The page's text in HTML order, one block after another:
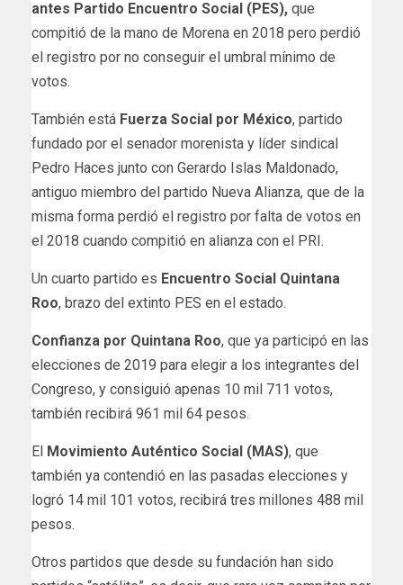
antes Partido Encuentro Social (PES), que
compitió de la mano de Morena en 2018 pero perdió
el registro por no conseguir el umbral mínimo de
votos.
También está Fuerza Social por México, partido
fundado por el senador morenista y líder sindical
Pedro Haces junto con Gerardo Islas Maldonado,
antiguo miembro del partido Nueva Alianza, que de la
misma forma perdió el registro por falta de votos en
el 2018 cuando compitió en alianza con el PRI.
Un cuarto partido es Encuentro Social Quintana
Roo, brazo del extinto PES en el estado.
Confianza por Quintana Roo, que ya participó en las
elecciones de 2019 para elegir a los integrantes del
Congreso, y consiguió apenas 10 mil 711 votos,
también recibirá 961 mil 64 pesos.
El Movimiento Auténtico Social (MAS), que
también ya contendió en las pasadas elecciones y
logró 14 mil 101 votos, recibirá tres millones 488 mil
pesos.
Otros partidos que desde su fundación han sido